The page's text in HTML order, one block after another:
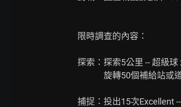
限時調查的內容：
探索：探索5公里 -- 超級球
旋轉50個補給站或道
捕捉：投出15次Excellent